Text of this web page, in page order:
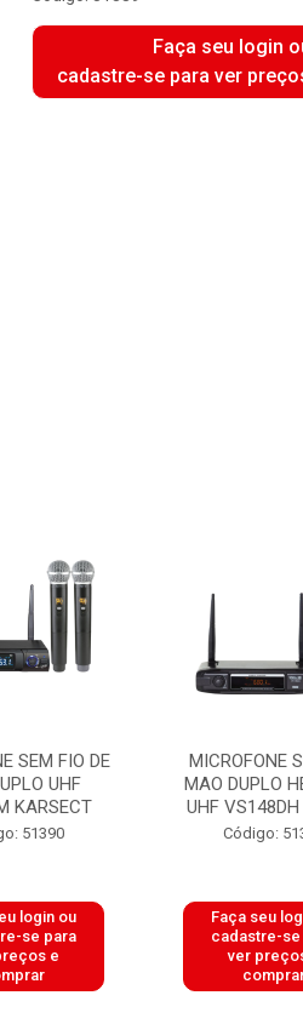
Faça seu login
cadastre-se para ver
SEM FIO DE
UHF
KARSECT
51390
login ou
se para
e
MICROFONE
MAO DUPLO
UHF
Código:
Faça seu
cadastre-se
ver